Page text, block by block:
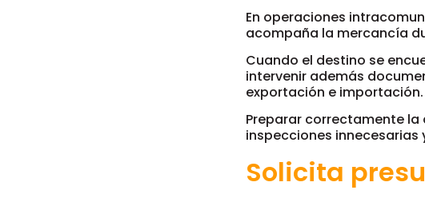
En operaciones
acompaña la mercancía
Cuando el destino se
intervenir además
exportación e importación.
Preparar correctamente
inspecciones innecesarias
Solicita